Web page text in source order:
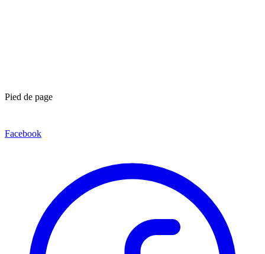
Pied de page
Facebook